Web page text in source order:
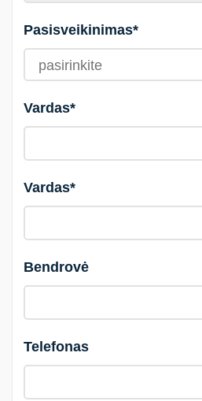
Pasisveikinimas*
Vardas*
Vardas*
Bendrovė
Telefonas